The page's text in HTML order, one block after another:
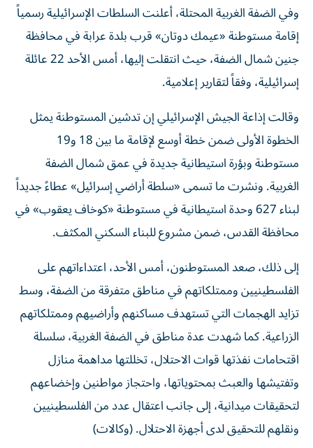
وفي الضفة الغربية المحتلة، أعلنت السلطات الإسرائيلية رسمياً
إقامة مستوطنة «عيمك دوتان» قرب بلدة عرابة في محافظة
جنين شمال الضفة، حيث انتقلت إليها، أمس الأحد 22 عائلة
إسرائيلية، وفقاً لتقارير إعلامية.
وقالت إذاعة الجيش الإسرائيلي إن تدشين المستوطنة يمثل
الخطوة الأولى ضمن خطة أوسع لإقامة ما بين 18 و19
مستوطنة وبؤرة استيطانية جديدة في عمق شمال الضفة
الغربية. ونشرت ما تسمى «سلطة أراضي إسرائيل» عطاءً جديداً
لبناء 627 وحدة استيطانية في مستوطنة «كوخاف يعقوب» في
محافظة القدس، ضمن مشروع للبناء السكني المكثف.
إلى ذلك، صعد المستوطنون، أمس الأحد، اعتداءاتهم على
الفلسطينيين وممتلكاتهم في مناطق متفرقة من الضفة، وسط
تزايد الهجمات التي تستهدف مساكنهم وأراضيهم وممتلكاتهم
الزراعية. كما شهدت عدة مناطق في الضفة الغربية، سلسلة
اقتحامات نفذتها قوات الاحتلال، تخللتها مداهمة منازل
وتفتيشها والعبث بمحتوياتها، واحتجاز مواطنين وإخضاعهم
لتحقيقات ميدانية، إلى جانب اعتقال عدد من الفلسطينيين
ونقلهم للتحقيق لدى أجهزة الاحتلال. (وكالات)